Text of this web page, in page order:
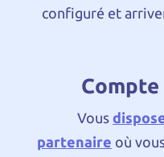
configuré et
Vous
partenaire où